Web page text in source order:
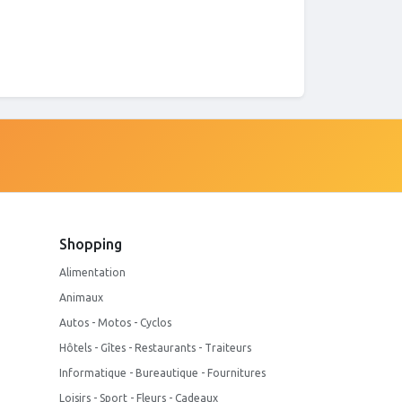
Shopping
Alimentation
Animaux
Autos - Motos - Cyclos
Hôtels - Gîtes - Restaurants - Traiteurs
Informatique - Bureautique - Fournitures
Loisirs - Sport - Fleurs - Cadeaux